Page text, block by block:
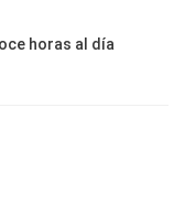
horas al día